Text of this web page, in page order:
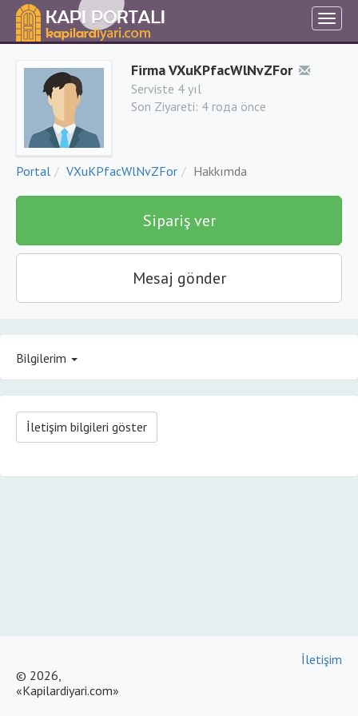
Firma VXuKPfacWlNvZFor
Serviste 4 yıl
Son Ziyareti: 4 года önce
Portal VXuKPfacWlNvZFor Hakkımda
Sipariş ver
Mesaj gönder
Bilgilerim
İletişim bilgileri göster
© 2026,
«Kapilardiyari.com»
İletişim